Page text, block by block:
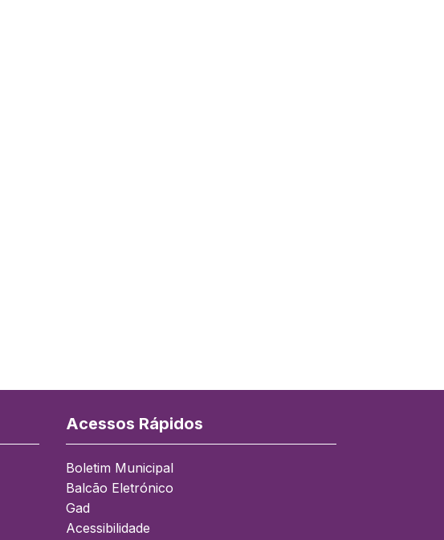
Acessos Rápidos
Boletim Municipal
Balcão Eletrónico
Gad
Acessibilidade